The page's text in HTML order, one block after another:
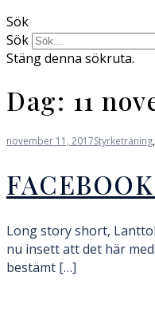
Sök
Sök
Stäng denna sökruta.
Dag: 11
november 11, 2017Styrketräning,
Long story short,
nu insett att det här
bestämt […]